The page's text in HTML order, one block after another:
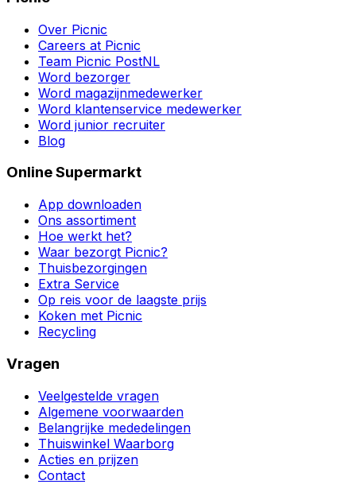
Over Picnic
Careers at Picnic
Team Picnic PostNL
Word bezorger
Word magazijnmedewerker
Word klantenservice medewerker
Word junior recruiter
Blog
Online Supermarkt
App downloaden
Ons assortiment
Hoe werkt het?
Waar bezorgt Picnic?
Thuisbezorgingen
Extra Service
Op reis voor de laagste prijs
Koken met Picnic
Recycling
Vragen
Veelgestelde vragen
Algemene voorwaarden
Belangrijke mededelingen
Thuiswinkel Waarborg
Acties en prijzen
Contact